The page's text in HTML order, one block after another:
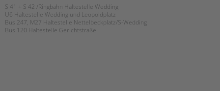
S 41 + S 42 /Ringbahn Haltestelle Wedding
U6 Haltestelle Wedding und Leopoldplatz
Bus 247, M27 Haltestelle Nettelbeckplatz/S-Wedding
Bus 120 Haltestelle Gerichtstraße